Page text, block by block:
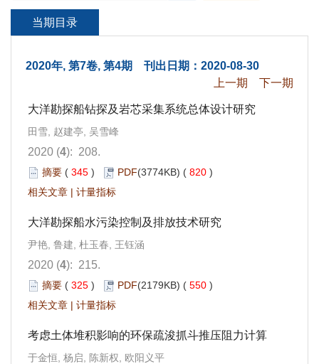
当期目录
2020年, 第7卷, 第4期 刊出日期：2020-08-30
上一期
下一期
大洋勘探船钻探及岩芯采集系统总体设计研究
田雪, 赵建亭, 吴雪峰
2020 (4): 208.
摘要 ( 345 ) PDF(3774KB) ( 820 )
相关文章 | 计量指标
大洋勘探船水污染控制及排放技术研究
尹艳, 鲁建, 杜玉春, 王钰涵
2020 (4): 215.
摘要 ( 325 ) PDF(2179KB) ( 550 )
相关文章 | 计量指标
考虑土体堆积影响的环保疏浚抓斗推压阻力计算
于金恒, 杨启, 陈新权, 欧阳义平